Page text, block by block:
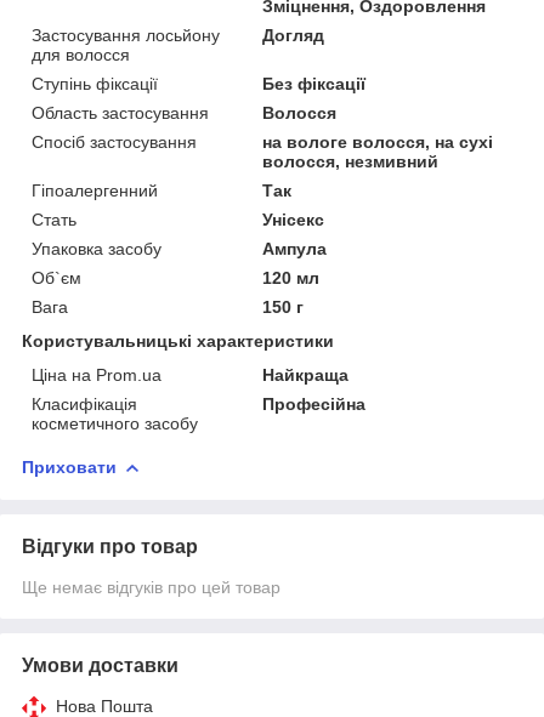
Зміцнення, Оздоровлення
Застосування лосьйону
для волосся
Догляд
Ступінь фіксації
Без фіксації
Область застосування
Волосся
Спосіб застосування
на вологе волосся, на сухі
волосся, незмивний
Гіпоалергенний
Так
Стать
Унісекс
Упаковка засобу
Ампула
Об`єм
120 мл
Вага
150 г
Користувальницькі характеристики
Ціна на Prom.ua
Найкраща
Класифікація
косметичного засобу
Професійна
Приховати
Відгуки про товар
Ще немає відгуків про цей товар
Умови доставки
Нова Пошта